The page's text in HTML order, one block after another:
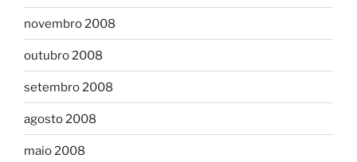
novembro 2008
outubro 2008
setembro 2008
agosto 2008
maio 2008